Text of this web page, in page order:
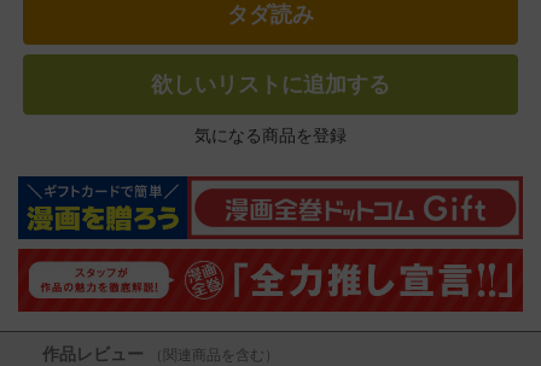
タダ読み
欲しいリストに追加する
気になる商品を登録
作品レビュー （関連商品を含む）